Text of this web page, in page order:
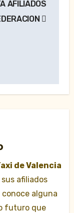
AFILIADOS
de Valencia
afiliados
alguna
futuro que